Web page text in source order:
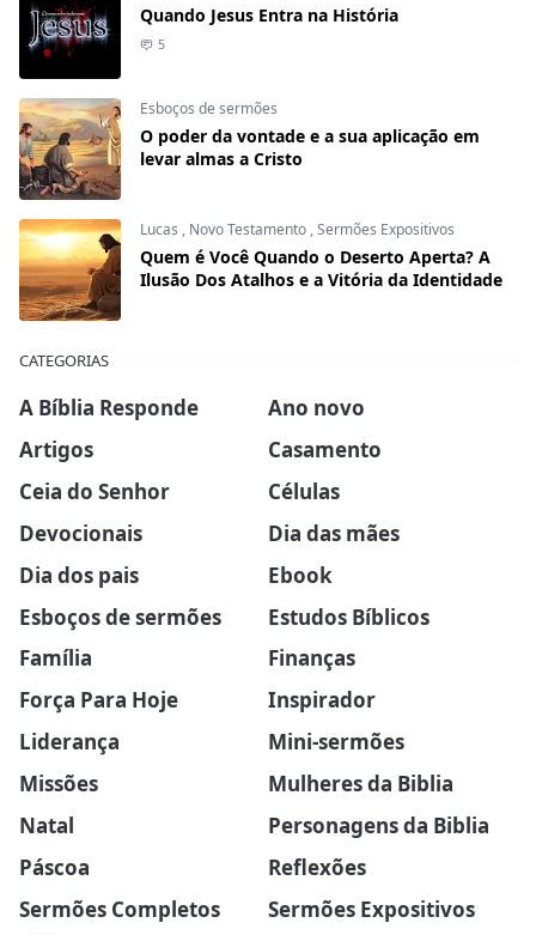
Quando Jesus Entra na História
5
Esboços de sermões
O poder da vontade e a sua aplicação em
levar almas a Cristo
Lucas , Novo Testamento ,Sermões Expositivos
Quem é Você Quando o Deserto Aperta? A
Ilusão Dos Atalhos e a Vitória da Identidade
CATEGORIAS
A Bíblia Responde
Ano novo
Artigos
Casamento
Ceia do Senhor
Células
Devocionais
Dia das mães
Dia dos pais
Ebook
Esboços de sermões
Estudos Bíblicos
Família
Finanças
Força Para Hoje
Inspirador
Liderança
Mini-sermões
Missões
Mulheres da Biblia
Natal
Personagens da Biblia
Páscoa
Reflexões
Sermões Completos
Sermões Expositivos